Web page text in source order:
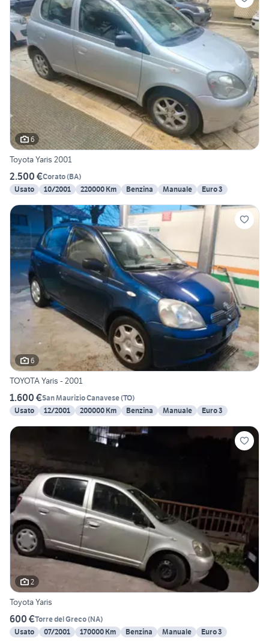
6
Toyota Yaris 2001
2.500 €Corato(BA)
Usato
10/2001 220000 Km Benzina Manuale Euro 3
6
TOYOTA Yaris - 2001
1.600 €San Maurizio Canavese(TO)
Usato
12/2001 200000 Km Benzina Manuale Euro 3
2
Toyota Yaris
600 €Torre del Greco(NA)
Usato
07/2001 170000 Km Benzina Manuale Euro 3